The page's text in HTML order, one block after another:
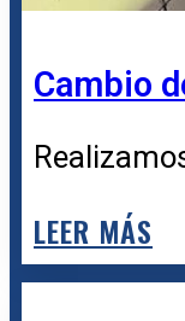
Cambio
LEER MÁS